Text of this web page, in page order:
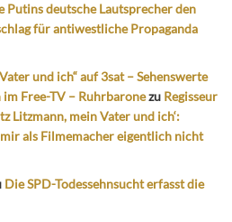
Putins deutsche Lautsprecher den
für antiwestliche Propaganda
und ich“ auf 3sat – Sehenswerte
Free-TV – Ruhrbaronezu Regisseur
Litzmann, mein Vater und ich‘:
mir als Filmemacher eigentlich nicht
Die SPD-Todessehnsucht erfasst die